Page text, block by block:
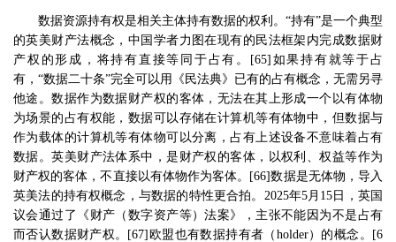
数据资源持有权是相关主体持有数据的权利。 “持有”是一个典型
的英美财产法概念，中国学者力图在现有的民法框架内完成数据财
产权的形成，将持有直接等同于占有。
[65] 如果持有就等于占
有， “数据二十条”完全可以用《民法典》已有的占有概念，无需另寻
他途。数据作为数据财产权的客体，无法在其上形成一个以有体物
为场景的占有权能，数据可以存储在计算机等有体物中，但数据与
作为载体的计算机等有体物可以分离，占有上述设备不意味着占有
数据。英美财产法体系中，是财产权的客体，以权利、权益等作为
财产权的客体，不直接以有体物作为客体。
[66]数据是无体物，导入
英美法的持有权概念，与数据的特性更合拍。 2025年5月 15 日，英国
议会通过了《财产（数字资产等）法案》，主张不能因为不是占有
而否认数据财产权。
[67] 欧盟也有数据持有者（ holder）的概念。
[6